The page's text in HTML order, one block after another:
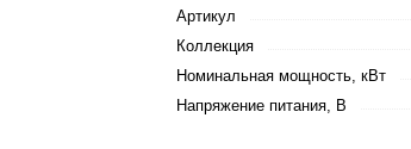
Артикул
Коллекция
Номинальная мощность, кВт
Напряжение питания, В